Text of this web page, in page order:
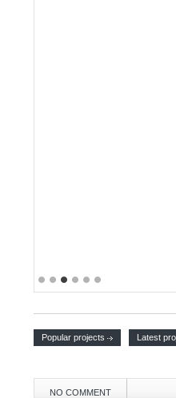
Popular projects Latest
NO COMMENT